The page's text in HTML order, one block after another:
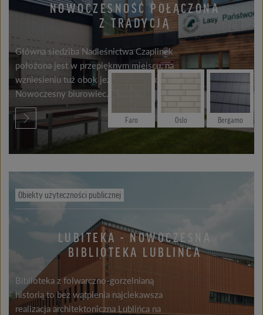
NOWOCZESNOŚĆ POŁĄCZONA
Z TRADYCJĄ
Główna siedziba Nadleśnictwa Czaplinek
położona jest w przepięknym miejscu, na
wzniesieniu tuż obok jeziora Drawskiego.
Nowoczesny biurowiec...
Faro Oslo Bergamo
Obiekty użyteczności publicznej
LUBITEKA - NOWOCZESNA
BIBLIOTEKA LUBLIŃCA
Biblioteka z folwarczno-gorzelnianą
historią to bez wątpienia najciekawsza
realizacja architektoniczna Lublińca na